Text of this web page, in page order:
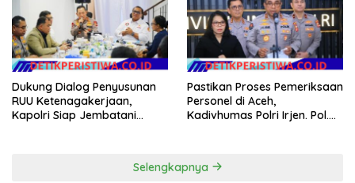
Dukung Dialog Penyusunan
RUU Ketenagakerjaan,
Kapolri Siap Jembatani
Pastikan Proses Pemeriksaan
Personel di Aceh,
Kadivhumas Polri Irjen. Pol.
Selengkapnya